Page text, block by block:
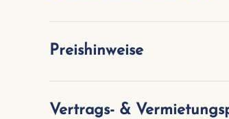
Preishinweise
Vertrags- &